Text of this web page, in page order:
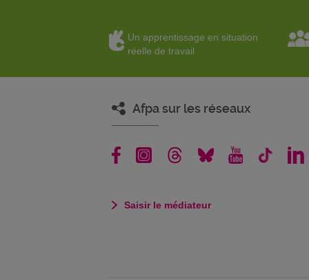
Un apprentissage en situation
réelle de travail
Afpa sur les réseaux
Saisir le médiateur